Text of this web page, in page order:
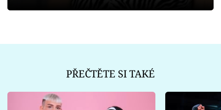
PŘEČTĚTE SI TAKÉ